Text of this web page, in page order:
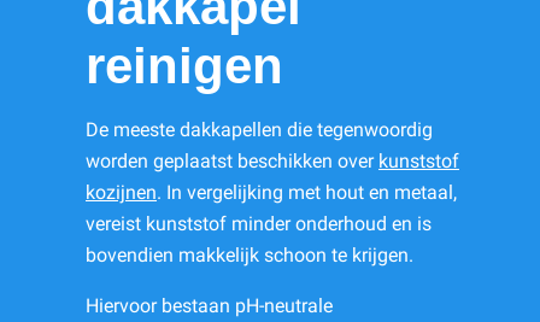
reinigen
De meeste dakkapellen die tegenwoordig
worden geplaatst beschikken over kunststof
kozijnen. In vergelijking met hout en metaal,
vereist kunststof minder onderhoud en is
bovendien makkelijk schoon te krijgen.
Hiervoor bestaan pH-neutrale